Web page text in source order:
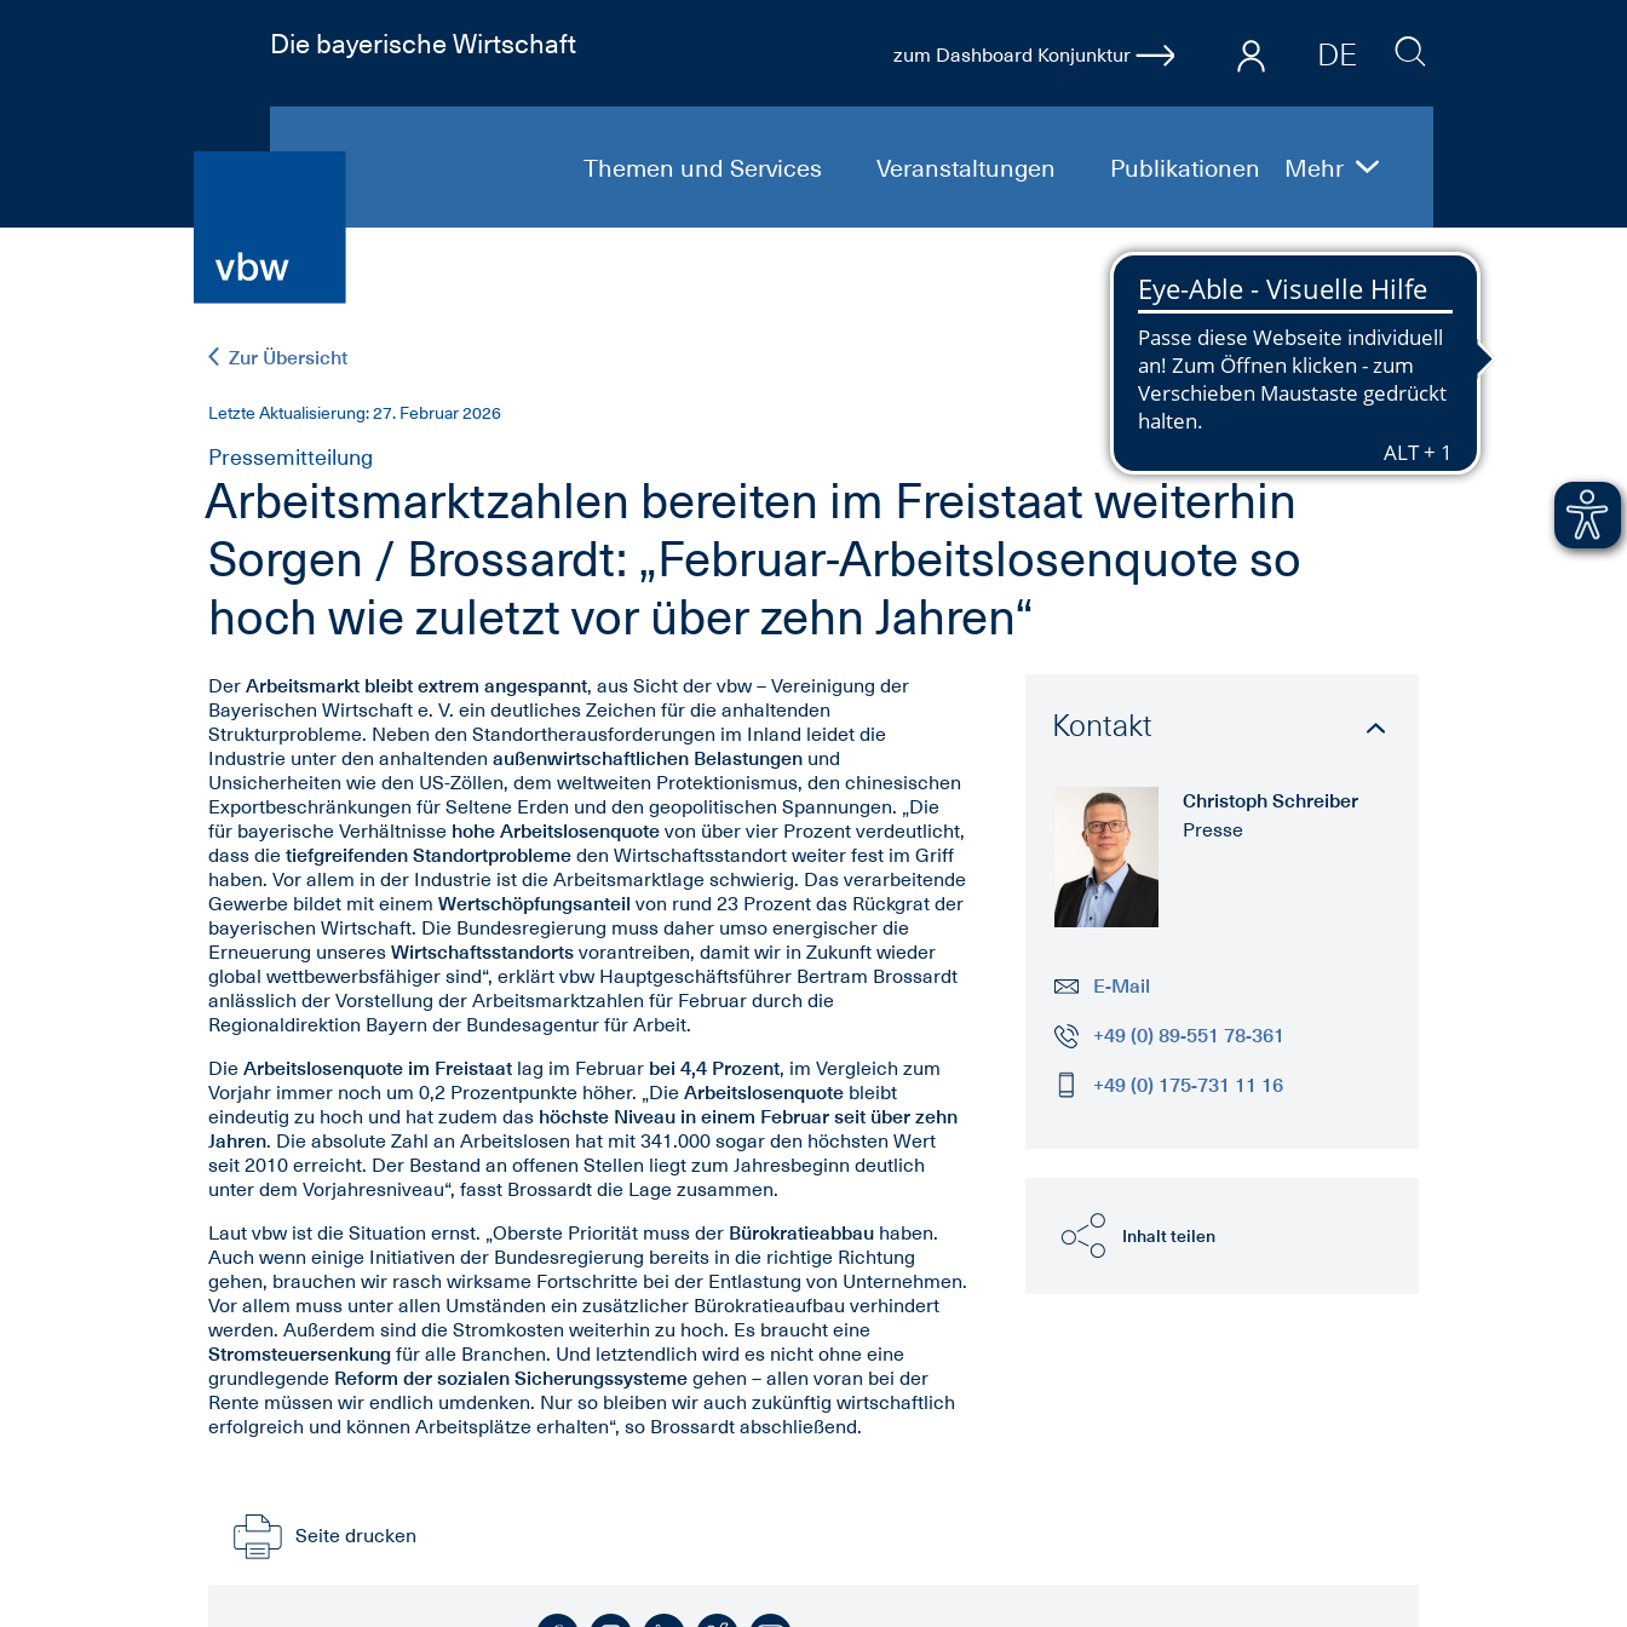
Die bayerische Wirtschaft zum Dashboard Konjunktur
DE
EN
Mehr
Themen und Services Veranstaltungen Publikationen
Zur Übersicht
Letzte Aktualisierung: 27. Februar 2026
Pressemitteilung
Arbeitsmarktzahlen bereiten im Freistaat weiterhin
Sorgen / Brossardt: „Februar-Arbeitslosenquote so
hoch wie zuletzt vor über zehn Jahren“
Kontakt
Christoph Schreiber
Presse
E-Mail
+49 (0) 89-551 78-361
+49 (0) 175-731 11 16
Inhalt teilen
Der Arbeitsmarkt bleibt extrem angespannt, aus Sicht der vbw – Vereinigung der
Bayerischen Wirtschaft e. V. ein deutliches Zeichen für die anhaltenden
Strukturprobleme. Neben den Standortherausforderungen im Inland leidet die
Industrie unter den anhaltenden außenwirtschaftlichen Belastungen und
Unsicherheiten wie den US-Zöllen, dem weltweiten Protektionismus, den chinesischen
Exportbeschränkungen für Seltene Erden und den geopolitischen Spannungen. „Die
für bayerische Verhältnisse hohe Arbeitslosenquote von über vier Prozent verdeutlicht,
dass die tiefgreifenden Standortprobleme den Wirtschaftsstandort weiter fest im Griff
haben. Vor allem in der Industrie ist die Arbeitsmarktlage schwierig. Das verarbeitende
Gewerbe bildet mit einem Wertschöpfungsanteil von rund 23 Prozent das Rückgrat der
bayerischen Wirtschaft. Die Bundesregierung muss daher umso energischer die
Erneuerung unseres Wirtschaftsstandorts vorantreiben, damit wir in Zukunft wieder
global wettbewerbsfähiger sind“, erklärt vbw Hauptgeschäftsführer Bertram Brossardt
anlässlich der Vorstellung der Arbeitsmarktzahlen für Februar durch die
Regionaldirektion Bayern der Bundesagentur für Arbeit.
Die Arbeitslosenquote im Freistaat lag im Februar bei 4,4 Prozent, im Vergleich zum
Vorjahr immer noch um 0,2 Prozentpunkte höher. „Die Arbeitslosenquote bleibt
eindeutig zu hoch und hat zudem das höchste Niveau in einem Februar seit über zehn
Jahren. Die absolute Zahl an Arbeitslosen hat mit 341.000 sogar den höchsten Wert
seit 2010 erreicht. Der Bestand an offenen Stellen liegt zum Jahresbeginn deutlich
unter dem Vorjahresniveau“, fasst Brossardt die Lage zusammen.
Laut vbw ist die Situation ernst. „Oberste Priorität muss der Bürokratieabbau haben.
Auch wenn einige Initiativen der Bundesregierung bereits in die richtige Richtung
gehen, brauchen wir rasch wirksame Fortschritte bei der Entlastung von Unternehmen.
Vor allem muss unter allen Umständen ein zusätzlicher Bürokratieaufbau verhindert
werden. Außerdem sind die Stromkosten weiterhin zu hoch. Es braucht eine
Stromsteuersenkung für alle Branchen. Und letztendlich wird es nicht ohne eine
grundlegende Reform der sozialen Sicherungssysteme gehen – allen voran bei der
Rente müssen wir endlich umdenken. Nur so bleiben wir auch zukünftig wirtschaftlich
erfolgreich und können Arbeitsplätze erhalten“, so Brossardt abschließend.
Seite drucken